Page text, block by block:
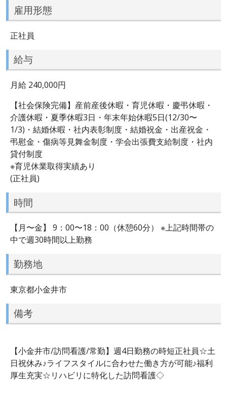
雇用形態
正社員
給与
月給 240,000円
【社会保険完備】産前産後休暇・育児休暇・慶弔休暇・
介護休暇・夏季休暇3日・年末年始休暇5日(12/30〜
1/3)・結婚休暇・社内表彰制度・結婚祝金・出産祝金・
弔慰金・傷病等見舞金制度・学会出張費支給制度・社内
貸付制度
※育児休業取得実績あり
(正社員)
時間
【月〜金】 9：00〜18：00（休憩60分） ※上記時間帯の
中で週30時間以上勤務
勤務地
東京都小金井市
備考
【小金井市/訪問看護/常勤】週4日勤務の時短正社員☆土
日祝休み♪ライフスタイルに合わせた働き方が可能♪福利
厚生充実☆リハビリに特化した訪問看護◇